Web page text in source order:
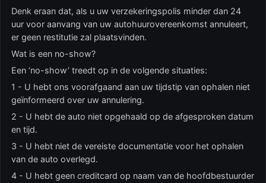
Denk eraan dat, als u uw verzekeringspolis minder dan 24
uur voor aanvang van uw autohuurovereenkomst annuleert,
er geen restitutie zal plaatsvinden.
Wat is een no-show?
Een ‘no-show’ treedt op in de volgende situaties:
1 - U hebt ons voorafgaand aan uw tijdstip van ophalen niet
geïnformeerd over uw annulering.
2 - U hebt de auto niet opgehaald op de afgesproken datum
en tijd.
3 - U hebt niet de vereiste documentatie voor het ophalen
van de auto overlegd.
4 - U hebt geen creditcard op naam van de hoofdbestuurder